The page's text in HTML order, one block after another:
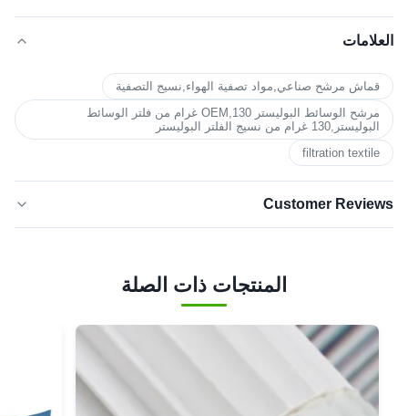
العلامات
قماش مرشح صناعي,مواد تصفية الهواء,نسيج التصفية
مرشح الوسائط البوليستر OEM,130 غرام من فلتر الوسائط
البوليستر,130 غرام من نسيج الفلتر البوليستر
filtration textile
Customer Reviews
نجمتان
نجمة
واحدة
المنتجات ذات الصلة